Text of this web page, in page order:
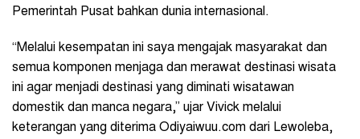
Pemerintah Pusat bahkan dunia internasional.
“Melalui kesempatan ini saya mengajak masyarakat dan
semua komponen menjaga dan merawat destinasi wisata
ini agar menjadi destinasi yang diminati wisatawan
domestik dan manca negara,” ujar Vivick melalui
keterangan yang diterima Odiyaiwuu.com dari Lewoleba,